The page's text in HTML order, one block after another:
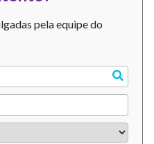
pela equipe do